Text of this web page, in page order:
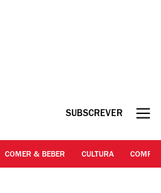
SUBSCREVER
COMER & BEBER CULTURA